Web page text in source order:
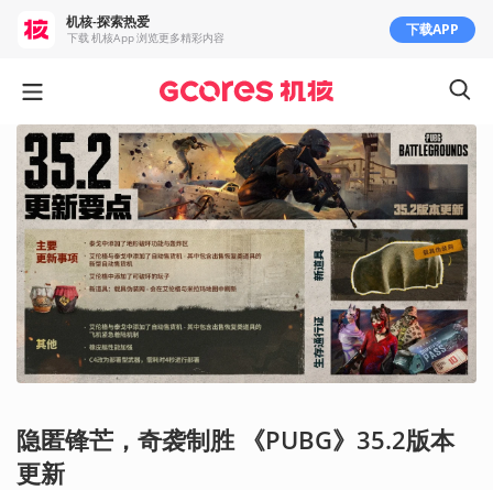
隐匿锋芒，奇袭制胜 《PUBG》35.2版本
更新
机核-探索热爱
下载 机核App 浏览更多精彩内容 下载APP